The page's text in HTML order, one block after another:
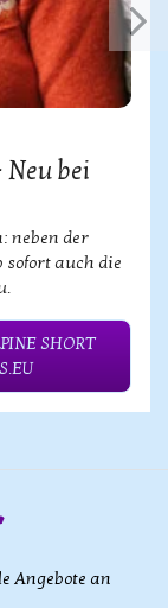
bei
neben der
sofort auch die
SHORT
Angebote an